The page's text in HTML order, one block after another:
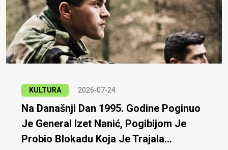
KULTURA 2026-07-24
Na Današnji Dan 1995. Godine Poginuo
Je General Izet Nanić, Pogibijom Je
Probio Blokadu Koja Je Trajala...